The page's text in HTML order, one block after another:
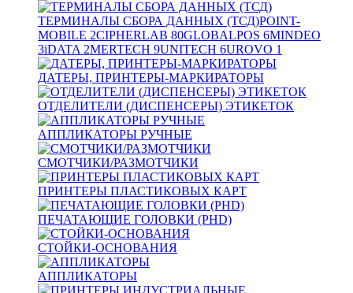
ТЕРМИНАЛЫ СБОРА ДАННЫХ (ТСД)POINT-
MOBILE 2CIPHERLAB 80GLOBALPOS 6MINDEO
3iDATA 2MERTECH 9UNITECH 6UROVO 1
ДАТЕРЫ, ПРИНТЕРЫ-МАРКИРАТОРЫ
ОТДЕЛИТЕЛИ (ДИСПЕНСЕРЫ) ЭТИКЕТОК
АППЛИКАТОРЫ РУЧНЫЕ
СМОТЧИКИ/РАЗМОТЧИКИ
ПРИНТЕРЫ ПЛАСТИКОВЫХ КАРТ
ПЕЧАТАЮЩИЕ ГОЛОВКИ (PHD)
СТОЙКИ-ОСНОВАНИЯ
АППЛИКАТОРЫ